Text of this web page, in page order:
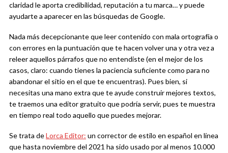
claridad le aporta credibilidad, reputación a tu marca… y puede
ayudarte a aparecer en las búsquedas de Google.
Nada más decepcionante que leer contenido con mala ortografía o
con errores en la puntuación que te hacen volver una y otra vez a
releer aquellos párrafos que no entendiste (en el mejor de los
casos, claro: cuando tienes la paciencia suficiente como para no
abandonar el sitio en el que te encuentras). Pues bien, si
necesitas una mano extra que te ayude construir mejores textos,
te traemos una editor gratuito que podría servir, pues te muestra
en tiempo real todo aquello que puedes mejorar.
Se trata deLorca Editor: un corrector de estilo en español en línea
que hasta noviembre del 2021 ha sido usado por al menos 10.000